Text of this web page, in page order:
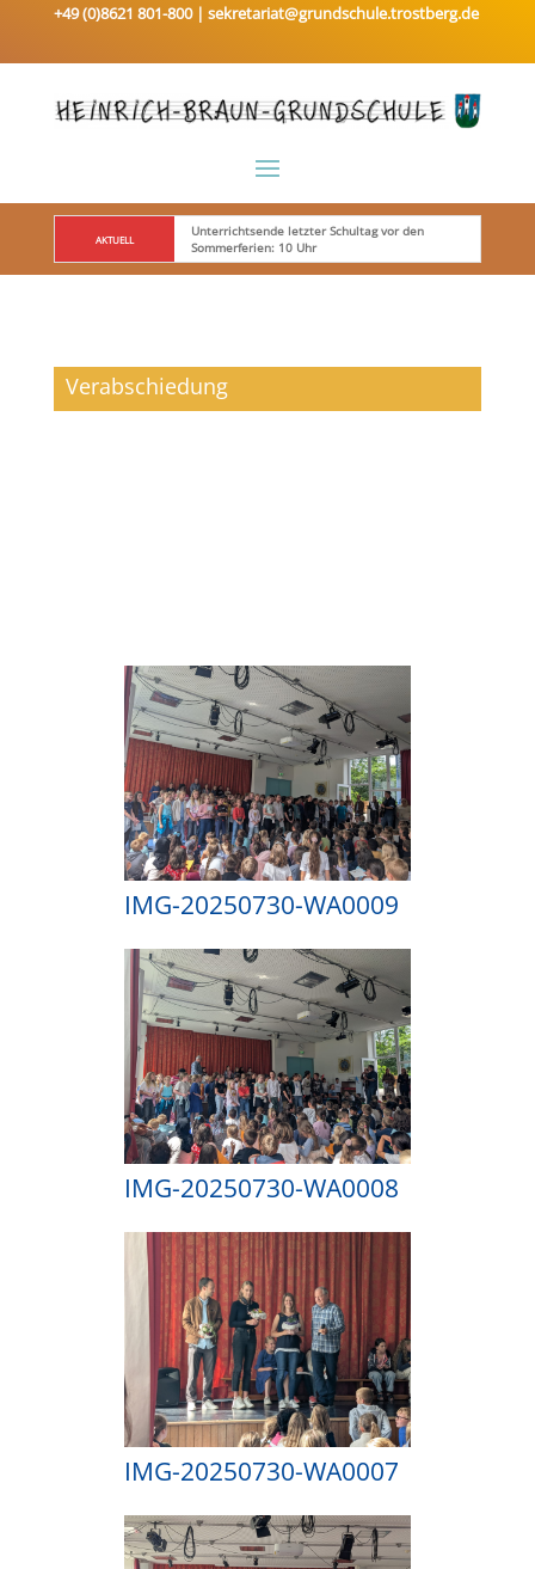
+49 (0)8621 801-800 | sekretariat@grundschule.trostberg.de
AKTUELL
Unterrichtsende letzter Schultag vor den
Sommerferien: 10 Uhr
Verabschiedung
IMG-20250730-WA0009
IMG-20250730-WA0008
IMG-20250730-WA0007